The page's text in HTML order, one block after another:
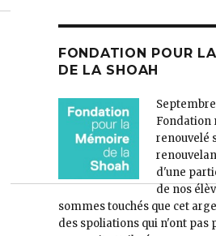
FONDATION POUR
DE LA SHOAH
Septembre
Fondation
renouvelé
d'une
de nos
sommes touchés que cet
des spoliations qui n'ont pas